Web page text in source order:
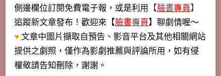
側邊欄位訂閱免費電子報，或是利用 【臉書專頁】
追蹤新文章發布！歡迎來【臉書專頁】聊劇情喔～
♥文章中圖片擷取自預告、影音平台及其他相關網站
提供之劇照，僅作為影劇推薦與評論所用，如有侵
權敬請告知刪除，謝謝。